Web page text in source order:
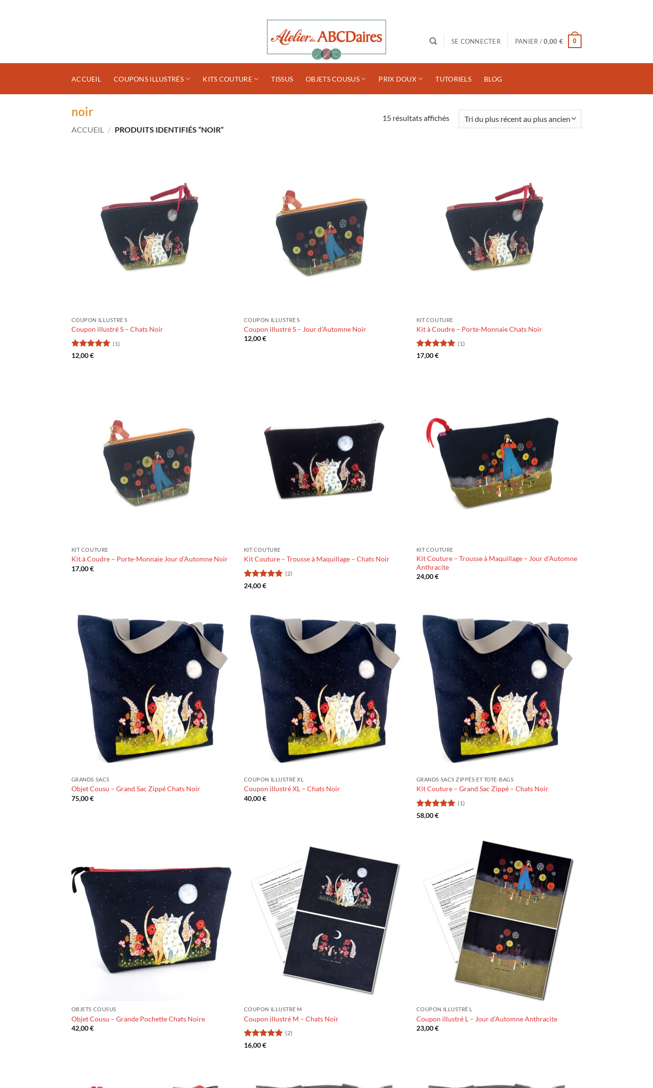
SE CONNECTER PANIER /0,00 € 0
ACCUEIL COUPONS ILLUSTRÉS KITS COUTURE TISSUS OBJETS COUSUS PRIX DOUX TUTORIELS BLOG
noir
ACCUEIL / PRODUITS IDENTIFIÉS “NOIR”
15 résultats affichésTrié
COUPON ILLUSTRÉ S
Coupon illustré S – Chats Noir
Note5
(1)
12,00€
COUPON ILLUSTRÉ S
Coupon illustré S – Jour d’Automne Noir
12,00€
KIT COUTURE
Kit à Coudre – Porte-Monnaie Chats Noir
Note5
(1)
17,00€
KIT COUTURE
Kit à Coudre – Porte-Monnaie Jour d’Automne Noir
17,00€
KIT COUTURE
Kit Couture – Trousse à Maquillage – Chats Noir
Note5
(2)
24,00€
KIT COUTURE
Kit Couture – Trousse à Maquillage – Jour d’Automne
Anthracite
24,00€
GRANDS SACS
Objet Cousu – Grand Sac Zippé Chats Noir
75,00€
COUPON ILLUSTRÉ XL
Coupon illustré XL – Chats Noir
40,00€
GRANDS SACS ZIPPÉS ET TOTE-BAGS
Kit Couture – Grand Sac Zippé – Chats Noir
Note5
(1)
58,00€
OBJETS COUSUS
Objet Cousu – Grande Pochette Chats Noire
42,00€
COUPON ILLUSTRÉ M
Coupon illustré M – Chats Noir
Note5
(2)
16,00€
COUPON ILLUSTRÉ L
Coupon illustré L – Jour d’Automne Anthracite
23,00€